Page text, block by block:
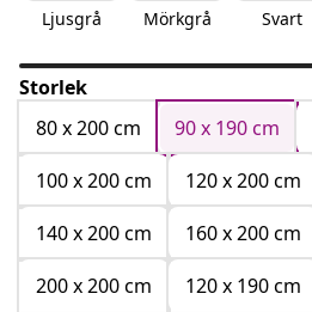
Ljusgrå Mörkgrå Svart
Storlek
80 x 200 cm
90 x 190 cm
100 x 200 cm
120 x 200 cm
140 x 200 cm
160 x 200 cm
200 x 200 cm
120 x 190 cm